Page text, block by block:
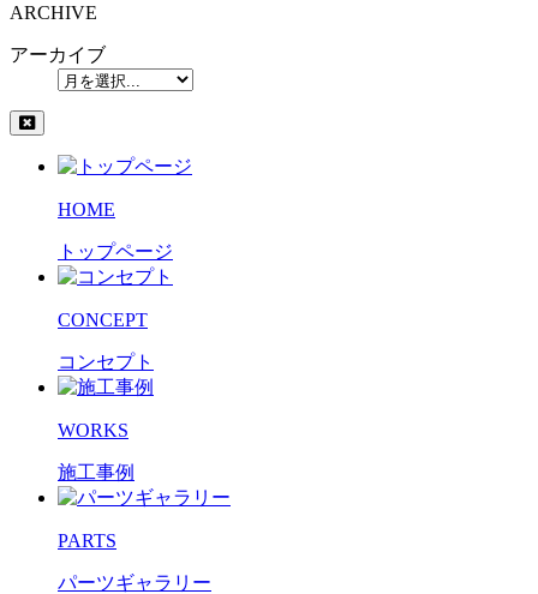
ARCHIVE
アーカイブ
HOME
トップページ
CONCEPT
コンセプト
WORKS
施工事例
PARTS
パーツギャラリー